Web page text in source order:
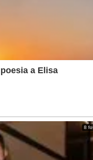
a Elisa
8